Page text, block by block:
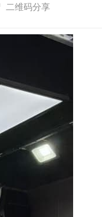
二维码分享